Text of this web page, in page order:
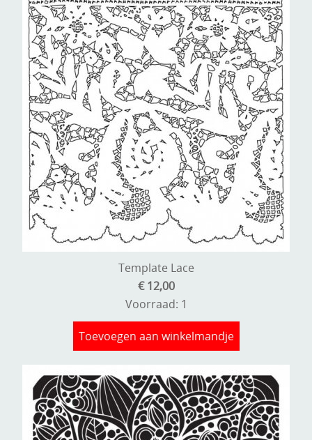
Template Lace
€ 12,00
Voorraad: 1
Toevoegen aan winkelmandje